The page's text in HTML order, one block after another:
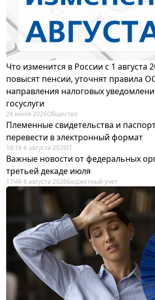
Что изменится в России с 1 августа
повысят пенсии, уточнят правила
направления налоговых
госуслуги
28 июля 2026Общество
Племенные свидетельства и
перевести в электронный формат
18:16 6 августа 2026IT
Важные новости от федеральных
третьей декаде июля
17:46 6 августа 2026Бюджетный учет